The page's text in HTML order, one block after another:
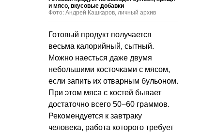
и мясо, вкусовые добавки
Фото: Андрей Кашкаров, личный архив
Готовый продукт получается
весьма калорийный, сытный.
Можно наесться даже двумя
небольшими косточками с мясом,
если запить их отварным бульоном.
При этом мяса с костей бывает
достаточно всего 50−60 граммов.
Рекомендуется к завтраку
человека, работа которого требует